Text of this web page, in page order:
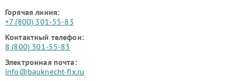
Горячая линия:
+7 (800) 301-55-83
Контактный телефон:
8 (800) 301-55-83
Электронная почта:
info@bauknecht-fix.ru